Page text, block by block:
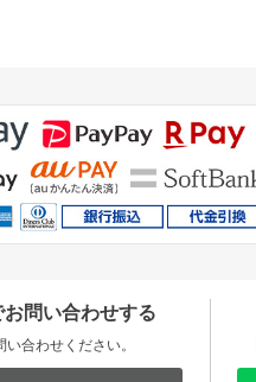
お問い合わせする
い合わせください。